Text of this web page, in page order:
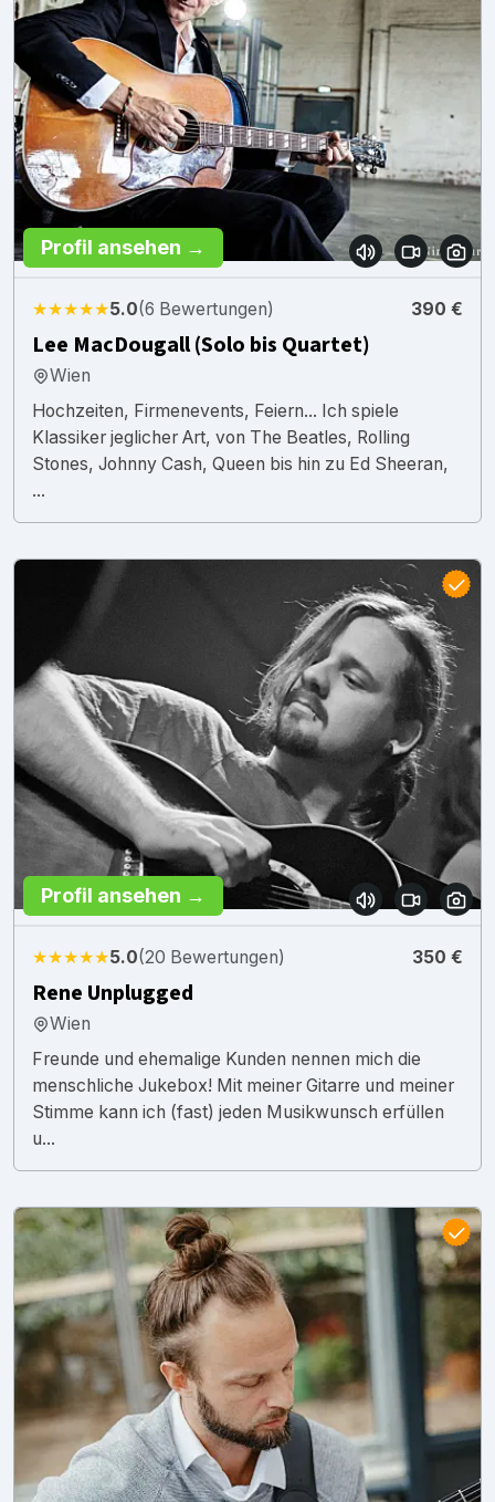
Profil ansehen →
★★★★★5.0(6 Bewertungen) 390 €
Lee MacDougall (Solo bis Quartet)
Wien
Hochzeiten, Firmenevents, Feiern... Ich spiele
Klassiker jeglicher Art, von The Beatles, Rolling
Stones, Johnny Cash, Queen bis hin zu Ed Sheeran,
...
Profil ansehen →
★★★★★5.0(20 Bewertungen) 350 €
Rene Unplugged
Wien
Freunde und ehemalige Kunden nennen mich die
menschliche Jukebox! Mit meiner Gitarre und meiner
Stimme kann ich (fast) jeden Musikwunsch erfüllen
u...